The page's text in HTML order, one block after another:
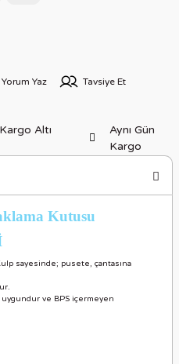
Yorum Yaz Tavsiye Et
Altı
Aynı Gün
Kargo
Kutusu
sayesinde; pusete, çantasına
uygundur ve BPS içermeyen